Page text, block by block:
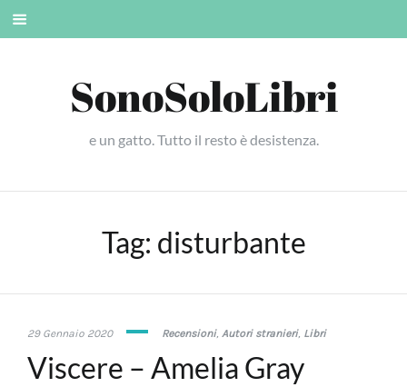
Skip
SonoSoloLibri
e un gatto. Tutto il resto è desistenza.
Tag: disturbante
29 Gennaio 20205
Recensioni, Autori stranieri, Libri
Viscere – Amelia Gray